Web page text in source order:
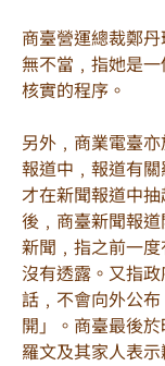
商臺營運總裁鄭
無不當﹐指她是
核實的程序。
另外﹐商業電臺
報道中﹐報道有
才在新聞報道中
後﹐商臺新聞報
新聞﹐指之前一
沒有透露。又指
話﹐不會向外公
開」。商臺最後
羅文及其家人表示